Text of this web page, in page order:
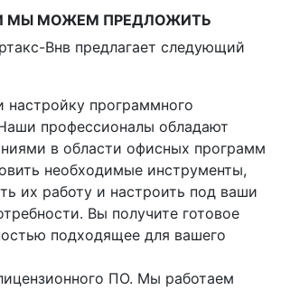
МЫ МОЖЕМ ПРЕДЛОЖИТЬ
Внв предлагает следующий
настройку программного
профессионалы обладают
в области офисных программ
необходимые инструменты,
их работу и настроить под ваши
Вы получите готовое
подходящее для вашего
ПО. Мы работаем